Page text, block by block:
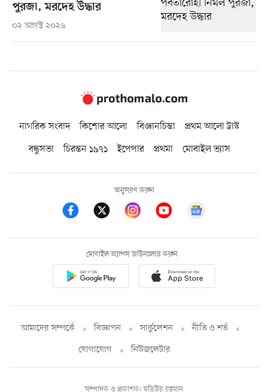
পুরজা, মরদেহ উদ্ধার
০২ আগস্ট ২০২৬
নাগরিক সংবাদ কিশোর আলো বিজ্ঞানচিন্তা
প্রথম আলো ট্রাস্ট
বন্ধুসভা
চিরন্তন ১৯৭১ ইপেপার প্রথমা মোবাইল ভ্যাস
অনুসরণ করুন
মোবাইল অ্যাপস ডাউনলোড করুন
আমাদের সম্পর্কে বিজ্ঞাপন সার্কুলেশন
নীতি ও শর্ত
যোগাযোগ
নিউজলেটার
সম্পাদক ও প্রকাশক: মতিউর রহমান